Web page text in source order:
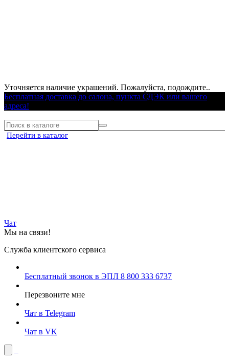
Уточняется наличие украшений. Пожалуйста, подождите..
Бесплатная доставка до салона, пункта СДЭК или вашего
адреса!
Перейти в каталог
Чат
Мы на связи!
Служба клиентского сервиса
Бесплатный звонок в ЭПЛ 8 800 333 6737
Перезвоните мне
Чат в Telegram
Чат в VK